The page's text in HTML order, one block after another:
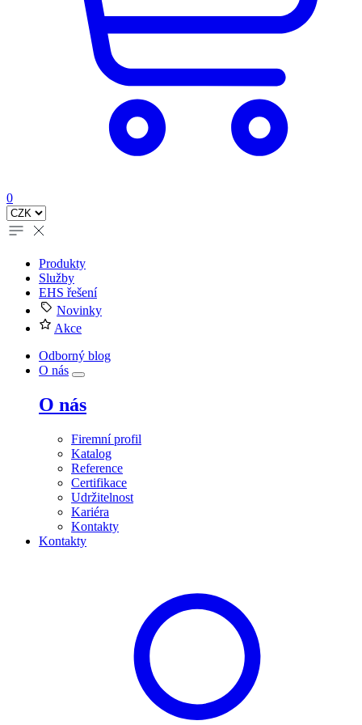
0
Produkty
Služby
EHS řešení
Novinky
Akce
Odborný blog
O nás
O nás
Firemní profil
Katalog
Reference
Certifikace
Udržitelnost
Kariéra
Kontakty
Kontakty